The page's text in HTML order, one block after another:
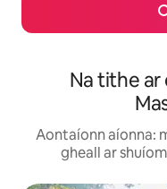
Na tithe ar
Aontaíonn aíonna:
gheall ar